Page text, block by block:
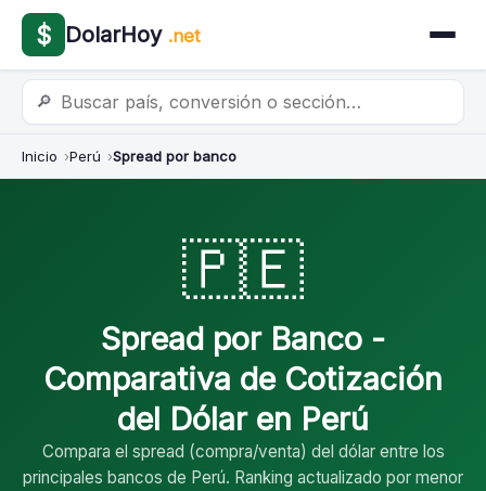
$ DolarHoy .net
🔎
Inicio Perú Spread por banco
🇵🇪
Spread por Banco -
Comparativa de Cotización
del Dólar en Perú
Compara el spread (compra/venta) del dólar entre los
principales bancos de Perú. Ranking actualizado por menor